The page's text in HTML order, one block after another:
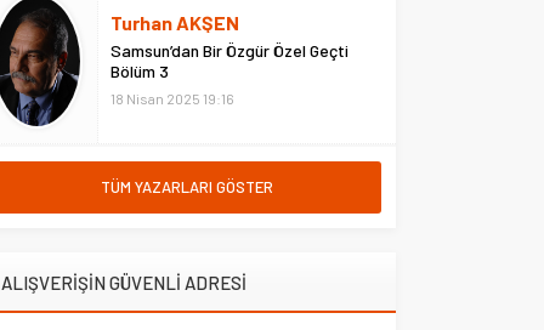
Adliyesi’nde çıkan yangına
müdahale eden Çarşı ve
Mahalle...
Turhan AKŞEN
Samsun’dan Bir Özgür Özel Geçti
Bölüm 3
18 Nisan 2025 19:16
TÜM YAZARLARI GÖSTER
ALIŞVERİŞİN GÜVENLİ ADRESİ